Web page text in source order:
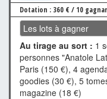
Dotation : 360 € / 10
Les lots à gagner
Au tirage au sort : 1
personnes "Anatole
Paris (150 €), 4
goodies (30 €), 5
magazine (18 €)